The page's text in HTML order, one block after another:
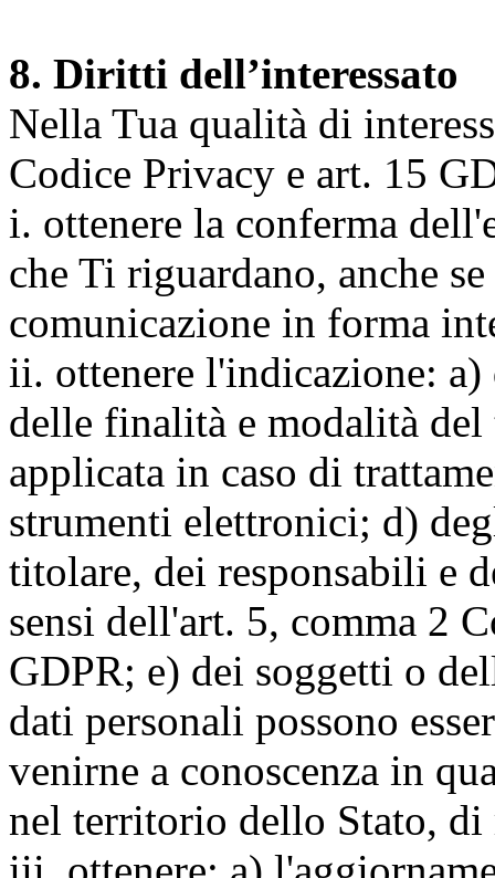
8. Diritti dell’interessato
Nella Tua qualità di
Codice Privacy e art. 15
i. ottenere la conferma
che Ti riguardano, anche
comunicazione in forma
ii. ottenere l'indicazione:
delle finalità e modalità
applicata in caso di
strumenti elettronici; d)
titolare, dei responsabili e
sensi dell'art. 5, comma 2
GDPR; e) dei soggetti o
dati personali possono
venirne a conoscenza in
nel territorio dello Stato,